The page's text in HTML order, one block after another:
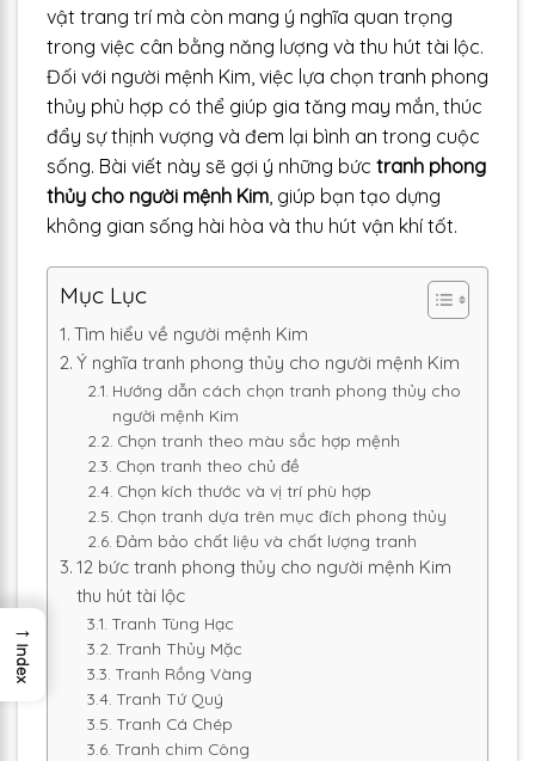
vật trang trí mà còn mang ý nghĩa quan trọng
trong việc cân bằng năng lượng và thu hút tài lộc.
Đối với người mệnh Kim, việc lựa chọn tranh phong
thủy phù hợp có thể giúp gia tăng may mắn, thúc
đẩy sự thịnh vượng và đem lại bình an trong cuộc
sống. Bài viết này sẽ gợi ý những bức tranh phong
thủy cho người mệnh Kim , giúp bạn tạo dựng
không gian sống hài hòa và thu hút vận khí tốt.
Mục Lục
Tìm hiểu về người mệnh Kim
Ý nghĩa tranh phong thủy cho người mệnh Kim
Hướng dẫn cách chọn tranh phong thủy cho
người mệnh Kim
Chọn tranh theo màu sắc hợp mệnh
Chọn tranh theo chủ đề
Chọn kích thước và vị trí phù hợp
Chọn tranh dựa trên mục đích phong thủy
Đảm bảo chất liệu và chất lượng tranh
12 bức tranh phong thủy cho người mệnh Kim
thu hút tài lộc
Tranh Tùng Hạc
Tranh Thủy Mặc
Tranh Rồng Vàng
Tranh Tứ Quý
Tranh Cá Chép
Tranh chim Công
→
Index